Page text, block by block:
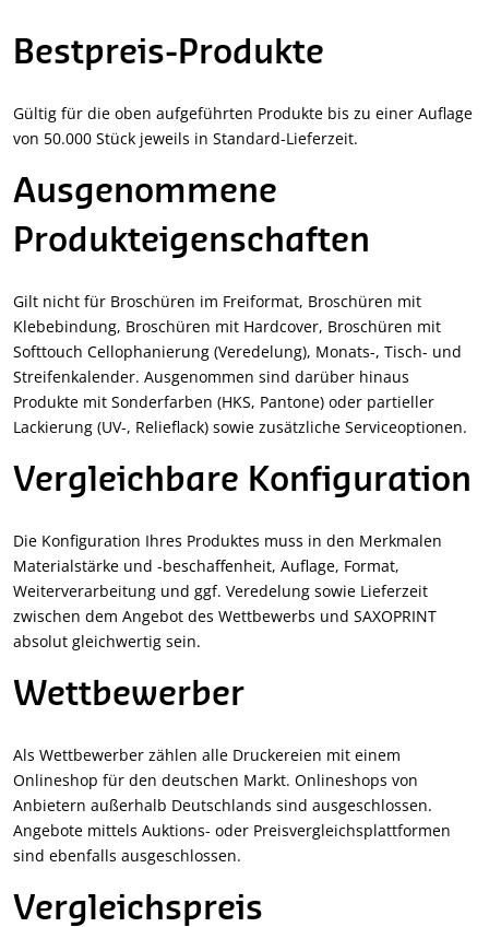
Bestpreis-Produkte
Gültig für die oben aufgeführten Produkte bis zu einer Auflage
von 50.000 Stück jeweils in Standard-Lieferzeit.
Ausgenommene
Produkteigenschaften
Gilt nicht für Broschüren im Freiformat, Broschüren mit
Klebebindung, Broschüren mit Hardcover, Broschüren mit
Softtouch Cellophanierung (Veredelung), Monats-, Tisch- und
Streifenkalender. Ausgenommen sind darüber hinaus
Produkte mit Sonderfarben (HKS, Pantone) oder partieller
Lackierung (UV-, Relieflack) sowie zusätzliche Serviceoptionen.
Vergleichbare Konfiguration
Die Konfiguration Ihres Produktes muss in den Merkmalen
Materialstärke und -beschaffenheit, Auflage, Format,
Weiterverarbeitung und ggf. Veredelung sowie Lieferzeit
zwischen dem Angebot des Wettbewerbs und SAXOPRINT
absolut gleichwertig sein.
Wettbewerber
Als Wettbewerber zählen alle Druckereien mit einem
Onlineshop für den deutschen Markt. Onlineshops von
Anbietern außerhalb Deutschlands sind ausgeschlossen.
Angebote mittels Auktions- oder Preisvergleichsplattformen
sind ebenfalls ausgeschlossen.
Vergleichspreis